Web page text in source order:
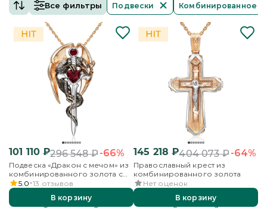
Все фильтры Подвески Комбинированное
101 110 ₽296 548₽-66%
Подвеска «Дракон с мечом» из
комбинированного золота с
гранатами
5.0 13 отзывов
В корзину
145 218 ₽404 073₽-64%
Православный крест из
комбинированного золота
Нет оценок
В корзину